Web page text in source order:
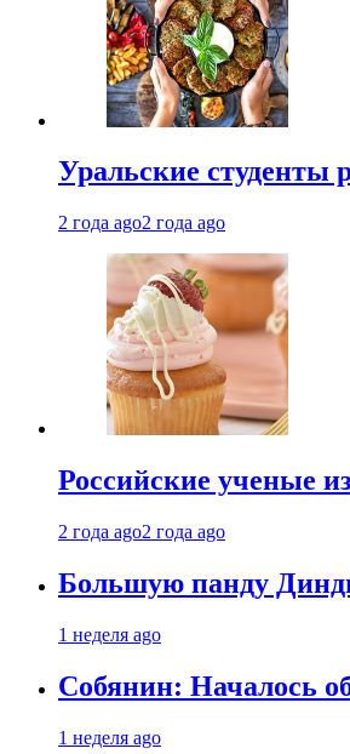
Уральские студенты
2 года ago2 года ago
Российские ученые
2 года ago2 года ago
Большую панду
1 неделя ago
Собянин: Началось
1 неделя ago